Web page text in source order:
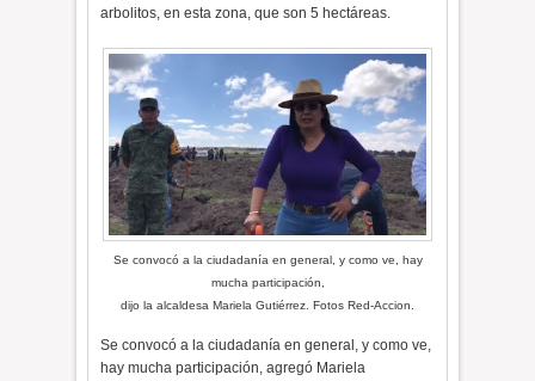
arbolitos, en esta zona, que son 5 hectáreas.
Se convocó a la ciudadanía en general, y como ve, hay
mucha participación,
dijo la alcaldesa Mariela Gutiérrez. Fotos Red-Accion.
Se convocó a la ciudadanía en general, y como ve,
hay mucha participación, agregó Mariela